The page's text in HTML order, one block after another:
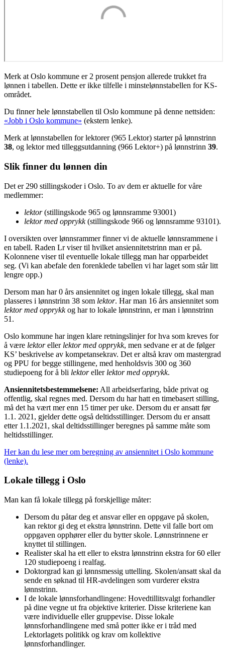
Merk at Oslo kommune er 2 prosent pensjon allerede trukket fra
lønnen i tabellen. Dette er ikke tilfelle i minstelønnstabellen for KS-
området.
Du finner hele lønnstabellen til Oslo kommune på denne nettsiden:
«Jobb i Oslo kommune» (ekstern lenke).
Merk at lønnstabellen for lektorer (965 Lektor) starter på lønnstrinn
38, og lektor med tilleggsutdanning (966 Lektor+) på lønnstrinn 39.
Slik finner du lønnen din
Det er 290 stillingskoder i Oslo. To av dem er aktuelle for våre
medlemmer:
lektor(stillingskode 965 og lønnsramme 93001)
lektor med opprykk(stillingskode 966 og lønnsramme 93101).
I oversikten over lønnsrammer finner vi de aktuelle lønnsrammene i
en tabell. Raden Lr viser til hvilket ansiennitetstrinn man er på.
Kolonnene viser til eventuelle lokale tillegg man har opparbeidet
seg. (Vi kan abefale den forenklede tabellen vi har laget som står litt
lengre opp.)
Dersom man har 0 års ansiennitet og ingen lokale tillegg, skal man
plasseres i lønnstrinn 38 som lektor. Har man 16 års ansiennitet som
lektor med opprykkog har to lokale lønnstrinn, er man i lønnstrinn
51.
Oslo kommune har ingen klare retningslinjer for hva som kreves for
å være lektoreller lektor med opprykk, men sedvane er at de følger
KS’ beskrivelse av kompetansekrav. Det er altså krav om mastergrad
og PPU for begge stillingene, med henholdsvis 300 og 360
studiepoeng for å bli lektoreller lektor med opprykk.
Ansiennitetsbestemmelsene: All arbeidserfaring, både privat og
offentlig, skal regnes med. Dersom du har hatt en timebasert stilling,
må det ha vært mer enn 15 timer per uke. Dersom du er ansatt før
1.1. 2021, gjelder dette også deltidsstillinger. Dersom du er ansatt
etter 1.1.2021, skal deltidsstillinger beregnes på samme måte som
heltidsstillinger.
Her kan du lese mer om beregning av ansiennitet i Oslo kommune
(lenke).
Lokale tillegg i Oslo
Man kan få lokale tillegg på forskjellige måter:
Dersom du påtar deg et ansvar eller en oppgave på skolen,
kan rektor gi deg et ekstra lønnstrinn. Dette vil falle bort om
oppgaven opphører eller du bytter skole. Lønnstrinnene er
knyttet til stillingen.
Realister skal ha ett eller to ekstra lønnstrinn ekstra for 60 eller
120 studiepoeng i realfag.
Doktorgrad kan gi lønnsmessig uttelling. Skolen/ansatt skal da
sende en søknad til HR-avdelingen som vurderer ekstra
lønnstrinn.
I de lokale lønnsforhandlingene: Hovedtillitsvalgt forhandler
på dine vegne ut fra objektive kriterier. Disse kriteriene kan
være individuelle eller gruppevise. Disse lokale
lønnsforhandlingene med små potter ikke er i tråd med
Lektorlagets politikk og krav om kollektive
lønnsforhandlinger.